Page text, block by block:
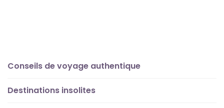
Conseils de voyage authentique
Destinations insolites